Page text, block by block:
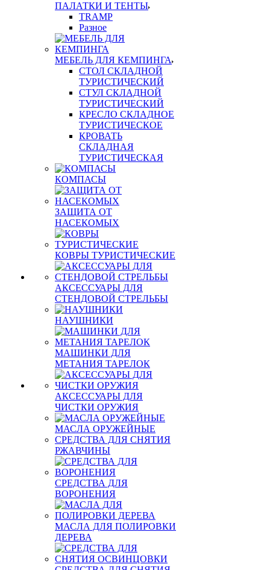
ПАЛАТКИ И ТЕНТЫ
TRAMP
Разное
МЕБЕЛЬ ДЛЯ КЕМПИНГА
СТОЛ СКЛАДНОЙ
ТУРИСТИЧЕСКИЙ
СТУЛ СКЛАДНОЙ
ТУРИСТИЧЕСКИЙ
КРЕСЛО СКЛАДНОЕ
ТУРИСТИЧЕСКОЕ
КРОВАТЬ
СКЛАДНАЯ
ТУРИСТИЧЕСКАЯ
КОМПАСЫ
ЗАЩИТА ОТ
НАСЕКОМЫХ
КОВРЫ ТУРИСТИЧЕСКИЕ
АКСЕССУАРЫ ДЛЯ
СТЕНДОВОЙ СТРЕЛЬБЫ
НАУШНИКИ
МАШИНКИ ДЛЯ
МЕТАНИЯ ТАРЕЛОК
АКСЕССУАРЫ ДЛЯ
ЧИСТКИ ОРУЖИЯ
МАСЛА ОРУЖЕЙНЫЕ
СРЕДСТВА ДЛЯ СНЯТИЯ
РЖАВЧИНЫ
СРЕДСТВА ДЛЯ
ВОРОНЕНИЯ
МАСЛА ДЛЯ ПОЛИРОВКИ
ДЕРЕВА